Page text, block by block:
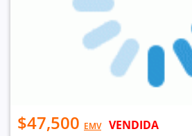
$47,500 EMV VENDIDA